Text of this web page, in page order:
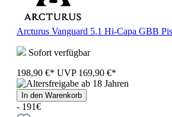
Arcturus Vanguard 5.1 Hi-Capa GBB
Sofort verfügbar
198,90 €* UVP 169,90 €*
In den Warenkorb
- 191€